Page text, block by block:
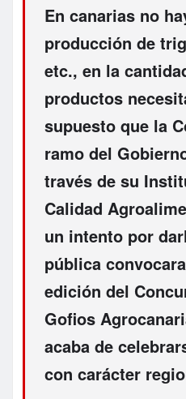
En canarias no
producción de
etc., en la
productos
supuesto que la
ramo del
través de su
Calidad
un intento por
pública
edición del
Gofios
acaba de
con carácter